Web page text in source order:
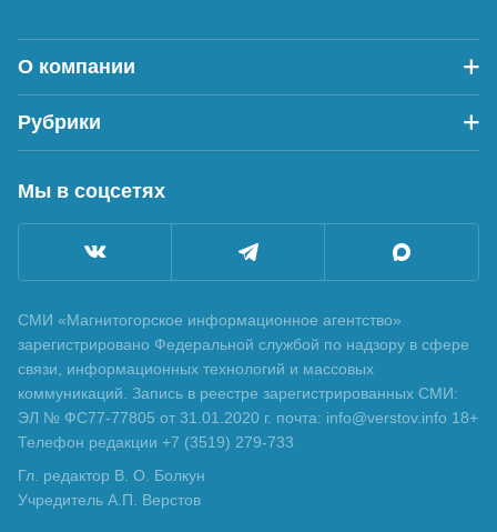
О компании
Рубрики
Мы в соцсетях
СМИ «Магнитогорское информационное агентство»
зарегистрировано Федеральной службой по надзору в сфере
связи, информационных технологий и массовых
коммуникаций. Запись в реестре зарегистрированных СМИ:
ЭЛ № ФС77-77805 от 31.01.2020 г. почта: info@verstov.info 18+
Телефон редакции +7 (3519) 279-733
Гл. редактор В. О. Болкун
Учредитель А.П. Верстов